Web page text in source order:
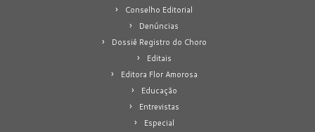
Conselho Editorial
Denúncias
Dossiê Registro do Choro
Editais
Editora Flor Amorosa
Educação
Entrevistas
Especial